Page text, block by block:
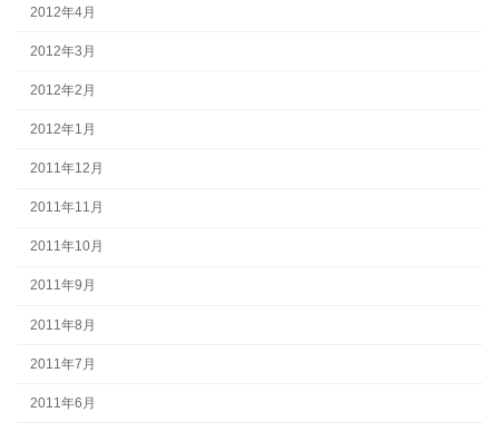
2012年4月
2012年3月
2012年2月
2012年1月
2011年12月
2011年11月
2011年10月
2011年9月
2011年8月
2011年7月
2011年6月